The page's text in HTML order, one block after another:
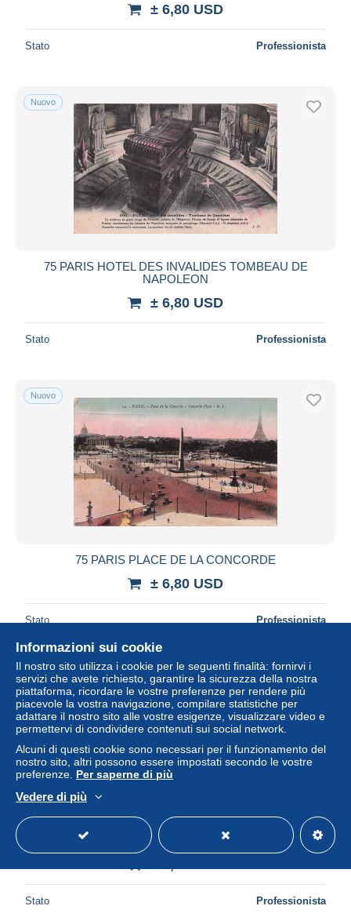
± 6,80 USD
Stato Professionista
Nuovo
75 PARIS HOTEL DES INVALIDES TOMBEAU DE
NAPOLEON
± 6,80 USD
Stato Professionista
Nuovo
75 PARIS PLACE DE LA CONCORDE
± 6,80 USD
Stato Professionista
Nuovo
75 PARIS LA PLACE DE LA CONCORDE
Stato Professionista
Informazioni sui cookie
Il nostro sito utilizza i cookie per le seguenti finalità: fornirvi i
servizi che avete richiesto, garantire la sicurezza della nostra
piattaforma, ricordare le vostre preferenze per rendere più
piacevole la vostra navigazione, compilare statistiche per
adattare il nostro sito alle vostre esigenze, visualizzare video e
permettervi di condividere contenuti sui social network.
Alcuni di questi cookie sono necessari per il funzionamento del
nostro sito, altri possono essere impostati secondo le vostre
preferenze. Per saperne di più
Vedere di più